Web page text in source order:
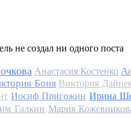
не создал ни одного поста
Анастасия Костенко
Боня Виктория
Иосиф Пригожин Ирина
Галкин Мария